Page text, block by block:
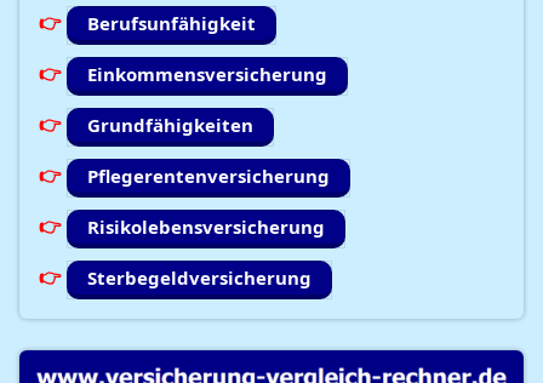
Berufsunfähigkeit
Einkommensversicherung
Grundfähigkeiten
Pflegerentenversicherung
Risikolebensversicherung
Sterbegeldversicherung